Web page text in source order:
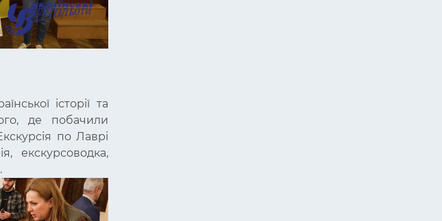
історії та
де побачили
по Лаврі
екскурсоводка,